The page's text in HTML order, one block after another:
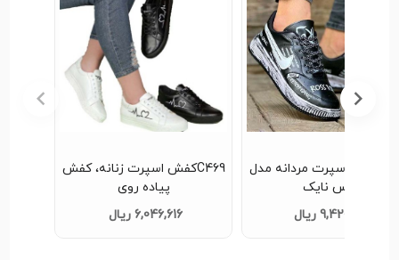
C466;کفش اسپرت مردانه مدل
بوس نایک
9,420,000 ریال
C469کفش اسپرت زنانه، کفش
پیاده روی
6,046,616 ریال